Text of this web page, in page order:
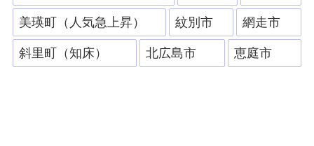
美瑛町（人気急上昇） 紋別市 網走市
斜里町（知床） 北広島市 恵庭市